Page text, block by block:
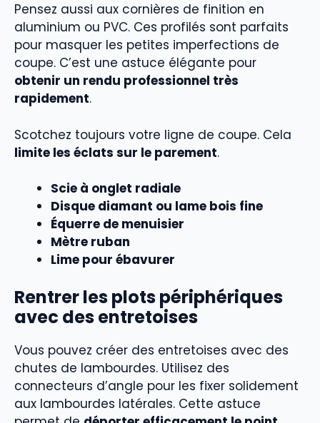
Pensez aussi aux cornières de finition en
aluminium ou PVC. Ces profilés sont parfaits
pour masquer les petites imperfections de
coupe. C’est une astuce élégante pour
obtenir un rendu professionnel très
rapidement.
Scotchez toujours votre ligne de coupe. Cela
limite les éclats sur le parement.
Scie à onglet radiale
Disque diamant ou lame bois fine
Équerre de menuisier
Mètre ruban
Lime pour ébavurer
Rentrer les plots périphériques
avec des entretoises
Vous pouvez créer des entretoises avec des
chutes de lambourdes. Utilisez des
connecteurs d’angle pour les fixer solidement
aux lambourdes latérales. Cette astuce